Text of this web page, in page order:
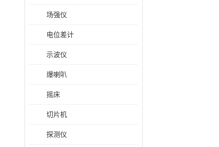
场强仪
电位差计
示波仪
爆喇叭
摇床
切片机
探测仪